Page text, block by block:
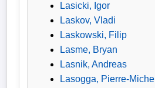
Lasicki, Igor
Laskov, Vladi
Laskowski, Filip
Lasme, Bryan
Lasnik, Andreas
Lasogga, Pierre-Michel